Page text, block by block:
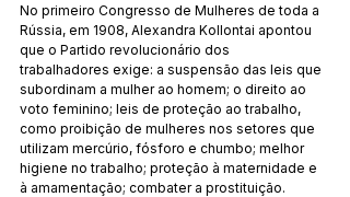
No primeiro Congresso de Mulheres de toda a
Rússia, em 1908, Alexandra Kollontai apontou
que o Partido revolucionário dos
trabalhadores exige: a suspensão das leis que
subordinam a mulher ao homem; o direito ao
voto feminino; leis de proteção ao trabalho,
como proibição de mulheres nos setores que
utilizam mercúrio, fósforo e chumbo; melhor
higiene no trabalho; proteção à maternidade e
à amamentação; combater a prostituição.